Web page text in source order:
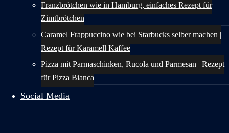
Franzbrötchen wie in Hamburg, einfaches Rezept für
Zimtbrötchen
Caramel Frappuccino wie bei Starbucks selber machen |
Rezept für Karamell Kaffee
Pizza mit Parmaschinken, Rucola und Parmesan | Rezept
für Pizza Bianca
Social Media